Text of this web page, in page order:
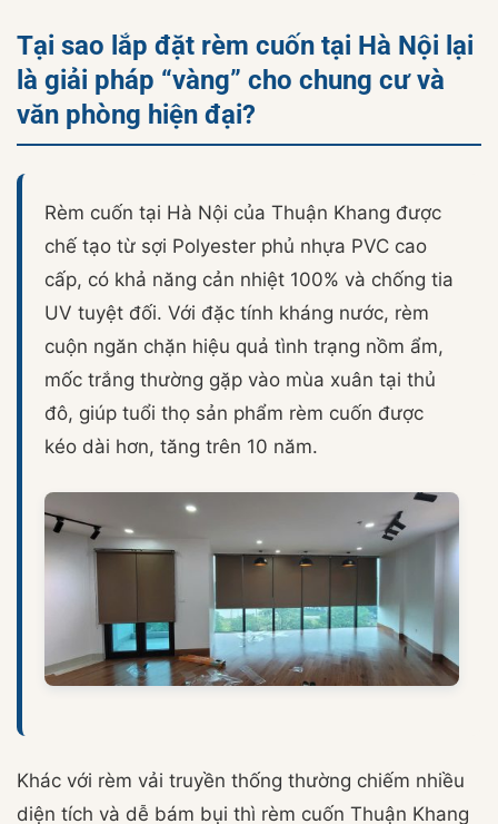
Tại sao lắp đặt rèm cuốn tại Hà Nội lại
là giải pháp “vàng” cho chung cư và
văn phòng hiện đại?
Rèm cuốn tại Hà Nội của Thuận Khang được
chế tạo từ sợi Polyester phủ nhựa PVC cao
cấp, có khả năng cản nhiệt 100% và chống tia
UV tuyệt đối. Với đặc tính kháng nước, rèm
cuộn ngăn chặn hiệu quả tình trạng nồm ẩm,
mốc trắng thường gặp vào mùa xuân tại thủ
đô, giúp tuổi thọ sản phẩm rèm cuốn được
kéo dài hơn, tăng trên 10 năm.
Khác với rèm vải truyền thống thường chiếm nhiều
diện tích và dễ bám bụi thì rèm cuốn Thuận Khang